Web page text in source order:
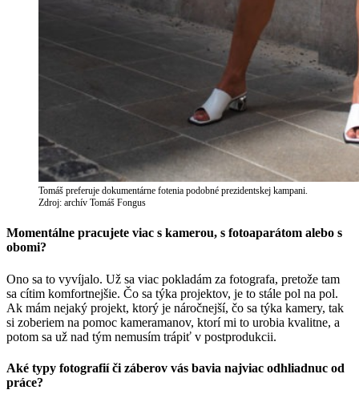
Tomáš preferuje dokumentárne fotenia podobné prezidentskej kampani.
Zdroj: archív Tomáš Fongus
Momentálne pracujete viac s kamerou, s fotoaparátom alebo s
obomi?
Ono sa to vyvíjalo. Už sa viac pokladám za fotografa, pretože tam
sa cítim komfortnejšie. Čo sa týka projektov, je to stále pol na pol.
Ak mám nejaký projekt, ktorý je náročnejší, čo sa týka kamery, tak
si zoberiem na pomoc kameramanov, ktorí mi to urobia kvalitne, a
potom sa už nad tým nemusím trápiť v postprodukcii.
Aké typy fotografií či záberov vás bavia najviac odhliadnuc od
práce?